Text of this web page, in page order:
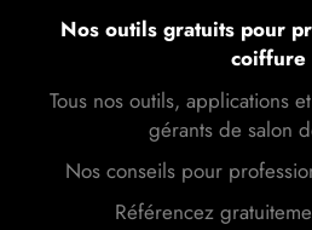
Nos outils gratuits pour
coiffure
Tous nos outils, applications
gérants de salon
Nos conseils pour
Référencez